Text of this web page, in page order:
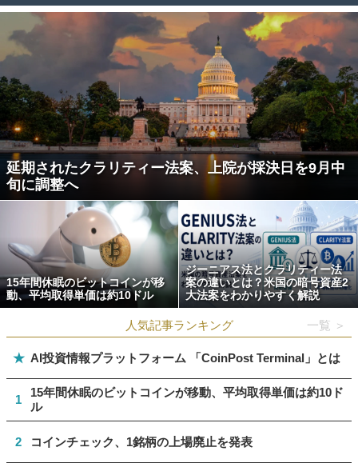
延期されたクラリティー法案、上院が採決日を9月中
旬に調整へ
15年間休眠のビットコインが移
動、平均取得単価は約10ドル
ジーニアス法とクラリティー法
案の違いとは？米国の暗号資産2
大法案をわかりやすく解説
人気記事ランキング 一覧 ＞
★ AI投資情報プラットフォーム 「CoinPost Terminal」とは
1
15年間休眠のビットコインが移動、平均取得単価は約10ド
ル
2 コインチェック、1銘柄の上場廃止を発表